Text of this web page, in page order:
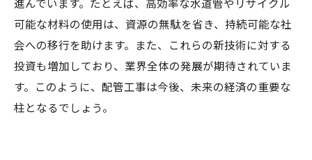
可能な材料の使用は、資源の無駄を省き、持続可能な社
会への移行を助けます。また、これらの新技術に対する
投資も増加しており、業界全体の発展が期待されていま
す。このように、配管工事は今後、未来の経済の重要な
柱となるでしょう。